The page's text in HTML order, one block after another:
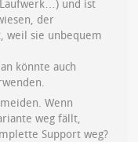
und ist
der
weil sie unbequem
könnte auch
Wenn
weg fällt,
Support weg?